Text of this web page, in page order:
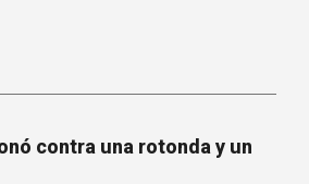
contra una rotonda y un